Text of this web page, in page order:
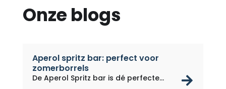
Onze blogs
Aperol spritz bar: perfect voor
zomerborrels
De Aperol Spritz bar is dé perfecte...